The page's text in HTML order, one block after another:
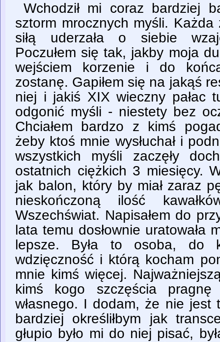
Wchodził mi coraz bardziej
sztorm mrocznych myśli.
siłą uderzała o siebie
Poczułem się tak, jakby moja
wejściem korzenie i do
zostanę. Gapiłem się na jakąś
niej i jakiś XIX wieczny pałac
odgonić myśli - niestety bez
Chciałem bardzo z kimś
żeby ktoś mnie wysłuchał i
wszystkich myśli zaczęły
ostatnich ciężkich 3 miesięcy.
jak balon, który by miał zaraz
nieskończoną ilość
Wszechświat. Napisałem do
lata temu dosłownie uratowała
lepsze. Była to osoba, do
wdzięczność i którą kocham
mnie kimś więcej.
kimś kogo szczęścia
własnego. I dodam, że nie jest
bardziej określiłbym jak
głupio było mi do niej pisać,